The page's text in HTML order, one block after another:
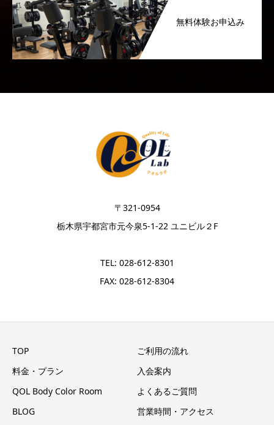
無料体験お申込み
〒321-0954
栃木県宇都宮市元今泉5-1-22 ユニビル２F
TEL: 028-612-8301
FAX: 028-612-8304
TOP
ご利用の流れ
料金・プラン
入会案内
QOL Body Color Room
よくあるご質問
BLOG
営業時間・アクセス